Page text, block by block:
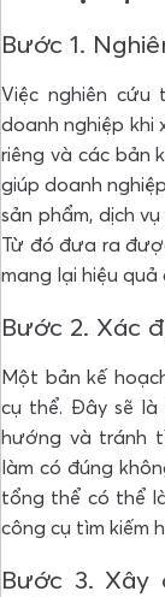
Bước 1.
Việc nghiên
doanh nghiệp khi
riêng và các bản
giúp doanh
sản phẩm, dịch
Từ đó đưa ra
mang lại hiệu
Bước 2. Xác
Một bản kế
cụ thể. Đây sẽ là
hướng và tránh
làm có đúng
tổng thể có thể
công cụ tìm kiếm
Bước 3. Xây